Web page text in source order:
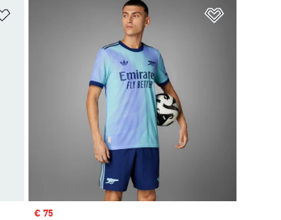
Añadir a la lista de deseos
Precio de venta
€ 75